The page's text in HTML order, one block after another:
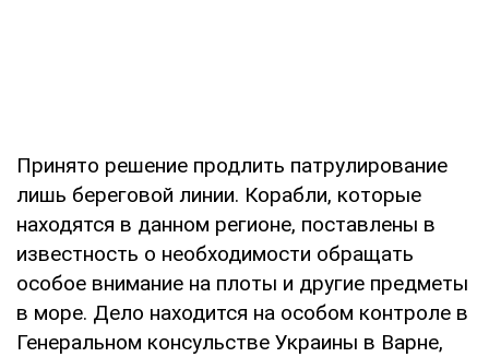
Принято решение продлить патрулирование
лишь береговой линии. Корабли, которые
находятся в данном регионе, поставлены в
известность о необходимости обращать
особое внимание на плоты и другие предметы
в море. Дело находится на особом контроле в
Генеральном консульстве Украины в Варне,